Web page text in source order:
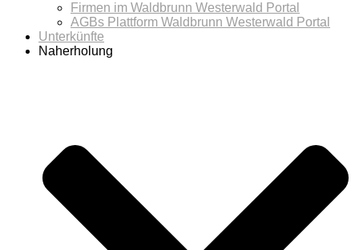
Firmen im Waldbrunn Westerwald Portal
AGBs Plattform Waldbrunn Westerwald Portal
Unterkünfte
Naherholung